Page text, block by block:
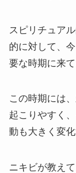
スピリチュア
的に対して、
要な時期に来
この時期には
起こりやすく
動も大きく変
ニキビが教え